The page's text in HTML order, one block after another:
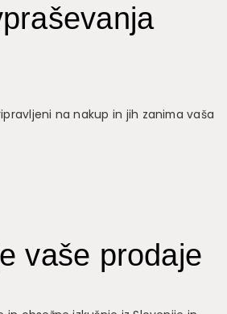
na nakup in jih zanima vaša
vaše prodaje